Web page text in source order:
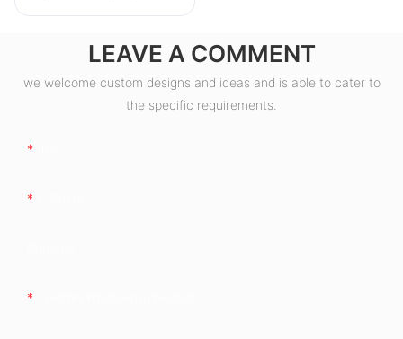
LEAVE A COMMENT
we welcome custom designs and ideas and is able to cater to
the specific requirements.